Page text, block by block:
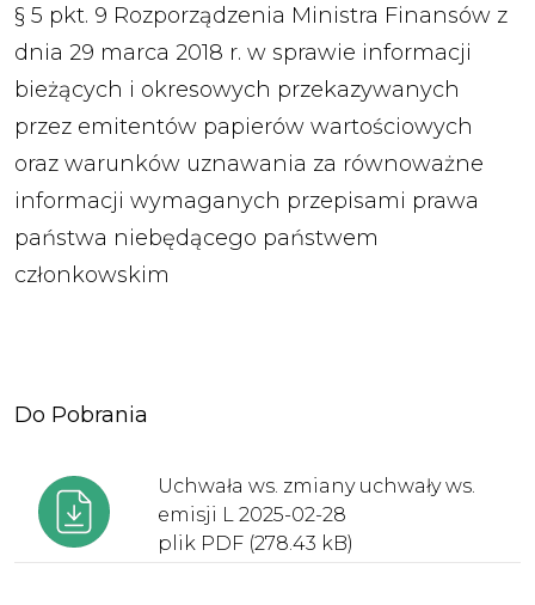
§ 5 pkt. 9 Rozporządzenia Ministra Finansów z
dnia 29 marca 2018 r. w sprawie informacji
bieżących i okresowych przekazywanych
przez emitentów papierów wartościowych
oraz warunków uznawania za równoważne
informacji wymaganych przepisami prawa
państwa niebędącego państwem
członkowskim
Do Pobrania
Uchwała ws. zmiany uchwały ws.
emisji L 2025-02-28
plik PDF (278.43 kB)